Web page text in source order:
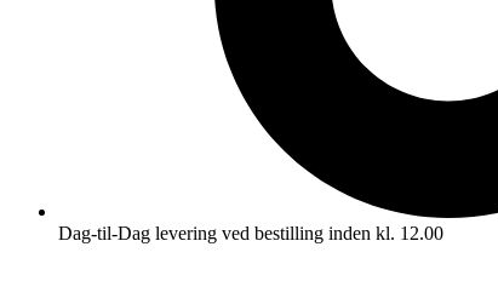
Dag-til-Dag levering ved bestilling inden kl. 12.00